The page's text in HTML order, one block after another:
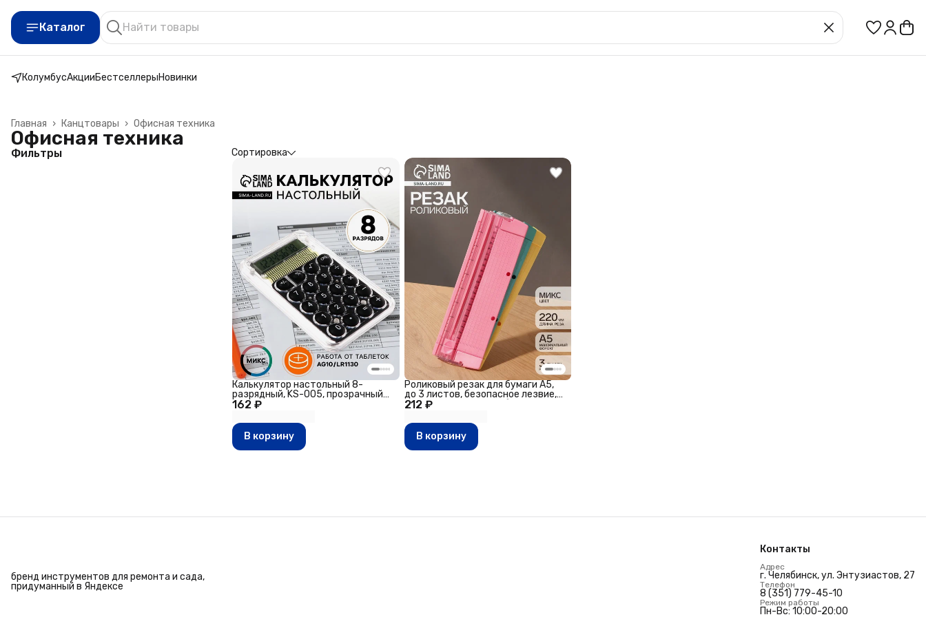
Каталог
КолумбусАкцииБестселлерыНовинки
Офисная техника
Канцтовары ›
Главная ›
Офисная техника
Фильтры Сортировка
162 ₽
Калькулятор настольный 8-
разрядный, KS-005, прозрачный
корпус
В корзину
212 ₽
Роликовый резак для бумаги А5,
до 3 листов, безопасное лезвие,
длина реза 220 мм, в блистере,
В корзину
бренд инструментов для ремонта и сада,
придуманный в Яндексе
Контакты
Адрес
г. Челябинск, ул. Энтузиастов, 27
Телефон
8 (351) 779-45-10
Режим работы
Пн-Вс: 10:00-20:00